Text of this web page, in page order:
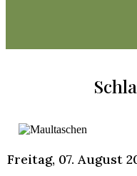
Freitag, 07. August